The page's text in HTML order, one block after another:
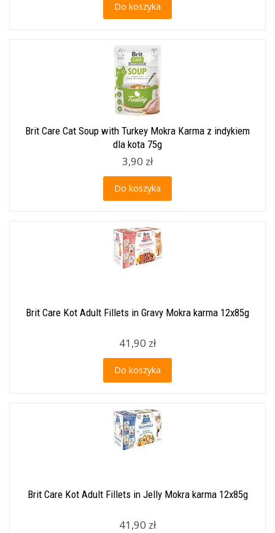
Do koszyka
Brit Care Cat Soup with Turkey Mokra Karma z indykiem
dla kota 75g
3,90 zł
Do koszyka
Brit Care Kot Adult Fillets in Gravy Mokra karma 12x85g
41,90 zł
Do koszyka
Brit Care Kot Adult Fillets in Jelly Mokra karma 12x85g
41,90 zł